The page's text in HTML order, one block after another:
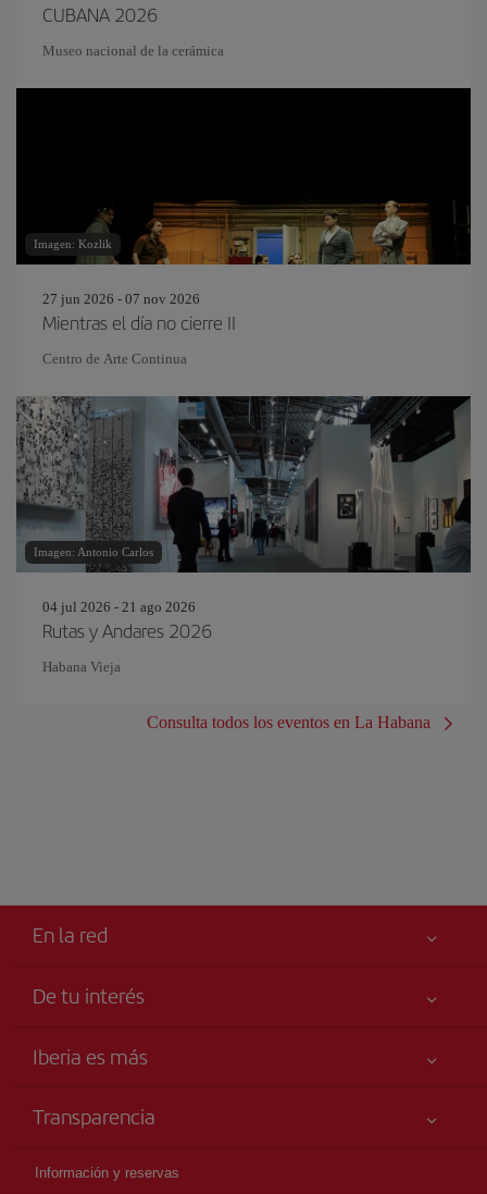
CUBANA 2026
Museo nacional de la cerámica
Imagen: Kozlik
27 jun 2026 - 07 nov 2026
Mientras el día no cierre II
Centro de Arte Continua
Imagen: Antonio Carlos
04 jul 2026 - 21 ago 2026
Rutas y Andares 2026
Habana Vieja
Consulta todos los eventos en La Habana
En la red
De tu interés
Tu seguridad es lo primero
Publicidad
Iberia es más
Talento a bordo
Grupo Iberia
Transparencia
Información y reservas